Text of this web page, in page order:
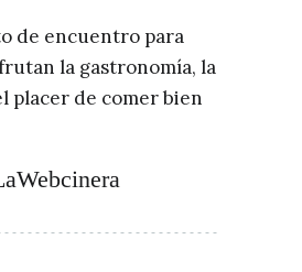
de encuentro para
la gastronomía, la
placer de comer bien